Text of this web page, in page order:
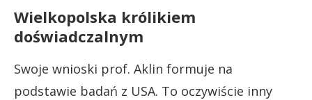
Wielkopolska królikiem
doświadczalnym
Swoje wnioski prof. Aklin formuje na
podstawie badań z USA. To oczywiście inny